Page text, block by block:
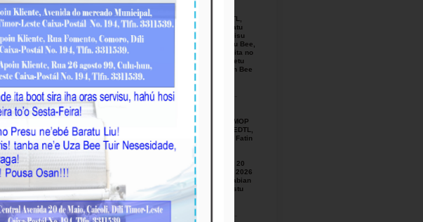
2026
Ezekutivu BTL,
E.P Orienta atu
Mellora Servisu
Fornesimentu Bee,
Hasa’e Reseita no
Finaliza Projetu
Kanalizasaun Bee
August-05-
2026
BTL, E.P ho MOP
hamutuk ho EDTL,
E.P,Observa Fatin
preparasaun
beemos ba
Selebrasaun 20
Agostu tinan 2026
iha foho Matabian
Hun area Postu
Kelekai.
August-03-